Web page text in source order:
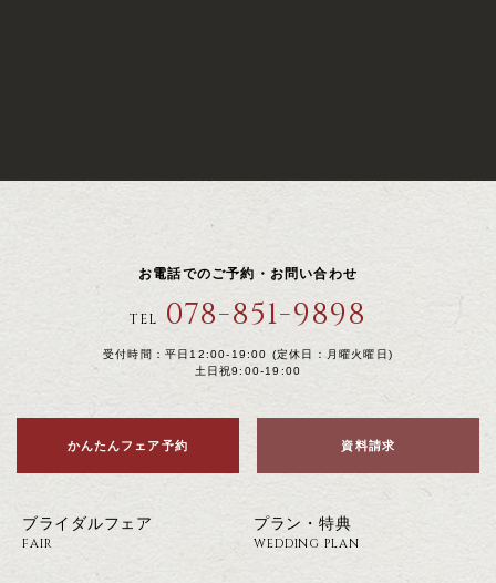
お電話でのご予約・お問い合わせ
TEL 078-851-9898
受付時間：平日12:00-19:00 (定休日：月曜火曜日)
土日祝9:00-19:00
かんたんフェア予約 資料請求
ブライダルフェア
FAIR
プラン・特典
WEDDING PLAN